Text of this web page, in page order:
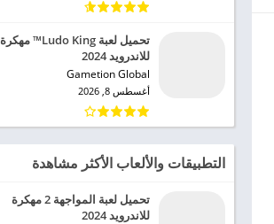
تحميل لعبة Ludo King™ مهكرة
للاندرويد 2024
Gametion Global‏
أغسطس 8, 2026
التطبيقات والألعاب الأكثر مشاهدة
تحميل لعبة المواجهة 2 مهكرة
للاندرويد 2024